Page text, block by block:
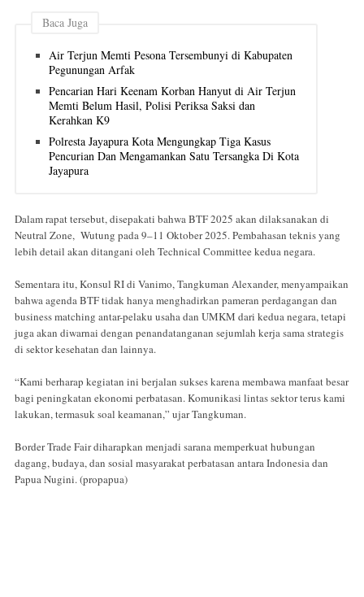
Baca Juga
Air Terjun Memti Pesona Tersembunyi di Kabupaten
Pegunungan Arfak
Pencarian Hari Keenam Korban Hanyut di Air Terjun
Memti Belum Hasil, Polisi Periksa Saksi dan
Kerahkan K9
Polresta Jayapura Kota Mengungkap Tiga Kasus
Pencurian Dan Mengamankan Satu Tersangka Di Kota
Jayapura
Dalam rapat tersebut, disepakati bahwa BTF 2025 akan dilaksanakan di
Neutral Zone, Wutung pada 9–11 Oktober 2025. Pembahasan teknis yang
lebih detail akan ditangani oleh Technical Committee kedua negara.
Sementara itu, Konsul RI di Vanimo, Tangkuman Alexander, menyampaikan
bahwa agenda BTF tidak hanya menghadirkan pameran perdagangan dan
business matching antar-pelaku usaha dan UMKM dari kedua negara, tetapi
juga akan diwarnai dengan penandatanganan sejumlah kerja sama strategis
di sektor kesehatan dan lainnya.
“Kami berharap kegiatan ini berjalan sukses karena membawa manfaat besar
bagi peningkatan ekonomi perbatasan. Komunikasi lintas sektor terus kami
lakukan, termasuk soal keamanan,” ujar Tangkuman.
Border Trade Fair diharapkan menjadi sarana memperkuat hubungan
dagang, budaya, dan sosial masyarakat perbatasan antara Indonesia dan
Papua Nugini. (propapua)